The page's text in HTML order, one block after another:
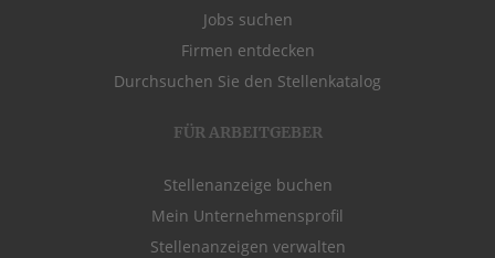
Jobs suchen
Firmen entdecken
Durchsuchen Sie den Stellenkatalog
FÜR ARBEITGEBER
Stellenanzeige buchen
Mein Unternehmensprofil
Stellenanzeigen verwalten